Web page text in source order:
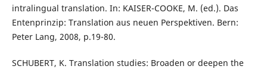
intralingual translation. In: KAISER-COOKE, M. (ed.). Das
Entenprinzip: Translation aus neuen Perspektiven. Bern:
Peter Lang, 2008, p.19-80.
SCHUBERT, K. Translation studies: Broaden or deepen the